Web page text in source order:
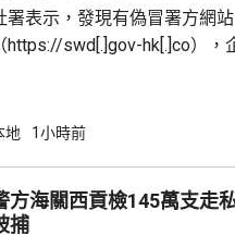
署表示，發現有偽冒署方網站
（https://swd[.]gov-hk[.]co），
免開啟或回覆載有有關網站的
，可致電社署熱線2343 2255
地 1小時前
方海關西貢檢145萬支走
捕